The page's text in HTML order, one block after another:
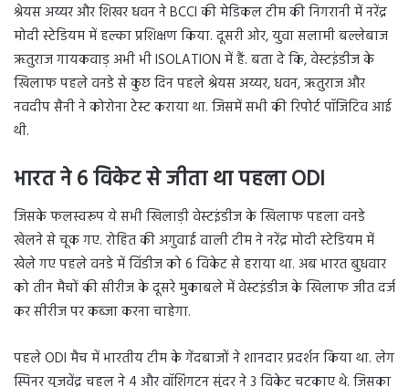
श्रेयस अय्यर और शिखर धवन ने BCCI की मेडिकल टीम की निगरानी में नरेंद्र
मोदी स्टेडियम में हल्का प्रशिक्षण किया. दूसरी ओर, युवा सलामी बल्लेबाज
ऋतुराज गायकवाड़ अभी भी ISOLATION में हैं. बता दे कि, वेस्टइंडीज के
खिलाफ पहले वनडे से कुछ दिन पहले श्रेयस अय्यर, धवन, ऋतुराज और
नवदीप सैनी ने कोरोना टेस्ट कराया था. जिसमें सभी की रिपोर्ट पॉजिटिव आई
थी.
भारत ने 6 विकेट से जीता था पहला ODI
जिसके फलस्वरूप ये सभी खिलाड़ी वेस्टइंडीज के खिलाफ पहला वनडे
खेलने से चूक गए. रोहित की अगुवाई वाली टीम ने नरेंद्र मोदी स्टेडियम में
खेले गए पहले वनडे में विंडीज को 6 विकेट से हराया था. अब भारत बुधवार
को तीन मैचों की सीरीज के दूसरे मुकाबले में वेस्टइंडीज के खिलाफ जीत दर्ज
कर सीरीज पर कब्जा करना चाहेगा.
पहले ODI मैच में भारतीय टीम के गेंदबाजों ने शानदार प्रदर्शन किया था. लेग